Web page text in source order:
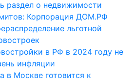
Корпорация ДОМ.РФ
льготной
в РФ в 2024 году не
инфляции
в Москве готовится к